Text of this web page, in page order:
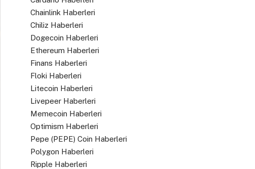
Chainlink Haberleri
Chiliz Haberleri
Dogecoin Haberleri
Ethereum Haberleri
Finans Haberleri
Floki Haberleri
Litecoin Haberleri
Livepeer Haberleri
Memecoin Haberleri
Optimism Haberleri
Pepe (PEPE) Coin Haberleri
Polygon Haberleri
Ripple Haberleri